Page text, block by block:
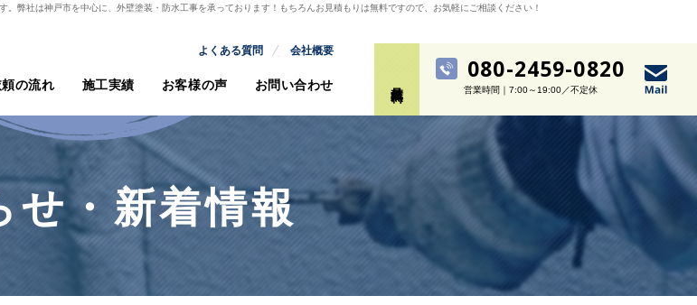
。弊社は神戸市を中心に、外壁塗装・防水工事を承っております！もちろんお見積もりは無料ですので、お気軽にご相談ください！
よくある質問 会社概要
の流れ 施工実績 お客様の声 お問い合わせ
080-2459-0820
営業時間｜7:00～19:00／不定休
せ・新着情報